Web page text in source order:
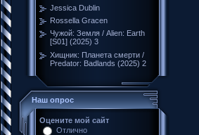
Jessica Dublin
Rossella Gracen
Чужой: Земля / Alien: Earth
[S01] (2025) 3
Хищник: Планета смерти /
Predator: Badlands (2025) 2
Наш опрос
Оцените мой сайт
Отлично